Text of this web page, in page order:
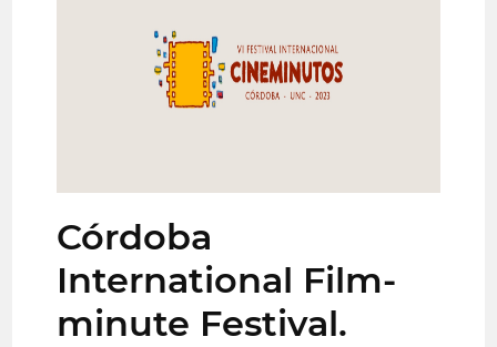
Córdoba
International Film-
minute Festival.